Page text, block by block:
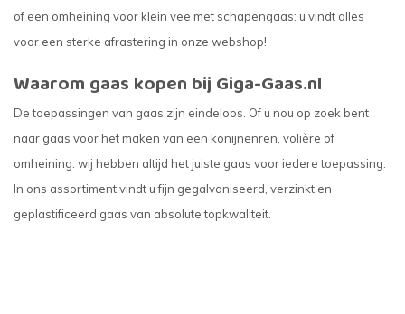
of een omheining voor klein vee met schapengaas: u vindt alles
voor een sterke afrastering in onze webshop!
Waarom gaas kopen bij Giga-Gaas.nl
De toepassingen van gaas zijn eindeloos. Of u nou op zoek bent
naar gaas voor het maken van een konijnenren, volière of
omheining: wij hebben altijd het juiste gaas voor iedere toepassing.
In ons assortiment vindt u fijn gegalvaniseerd, verzinkt en
geplastificeerd gaas van absolute topkwaliteit.